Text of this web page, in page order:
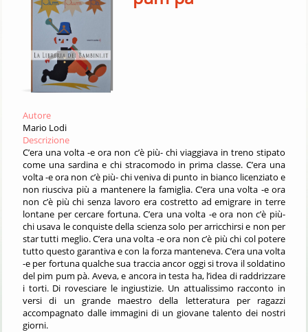
Autore
Mario Lodi
Descrizione
C’era una volta -e ora non c’è più- chi viaggiava in treno stipato
come una sardina e chi stracomodo in prima classe. C’era una
volta -e ora non c’è più- chi veniva di punto in bianco licenziato e
non riusciva più a mantenere la famiglia. C’era una volta -e ora
non c’è più chi senza lavoro era costretto ad emigrare in terre
lontane per cercare fortuna. C’era una volta -e ora non c’è più-
chi usava le conquiste della scienza solo per arricchirsi e non per
star tutti meglio. C’era una volta -e ora non c’è più chi col potere
tutto questo garantiva e con la forza manteneva. C’era una volta
-e per fortuna qualche sua traccia ancor oggi si trova il soldatino
del pim pum pà. Aveva, e ancora in testa ha, l’idea di raddrizzare
i torti. Di rovesciare le ingiustizie. Un attualissimo racconto in
versi di un grande maestro della letteratura per ragazzi
accompagnato dalle immagini di un giovane talento dei nostri
giorni.